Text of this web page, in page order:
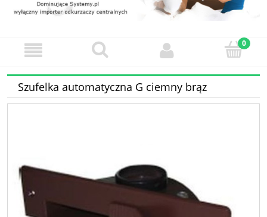
Szufelka automatyczna G ciemny brąz